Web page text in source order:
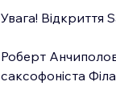
Увага! Відкриття
Роберт
саксофоніста